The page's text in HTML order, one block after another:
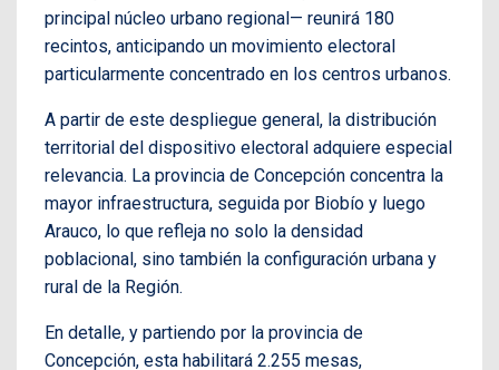
principal núcleo urbano regional— reunirá 180
recintos, anticipando un movimiento electoral
particularmente concentrado en los centros urbanos.
A partir de este despliegue general, la distribución
territorial del dispositivo electoral adquiere especial
relevancia. La provincia de Concepción concentra la
mayor infraestructura, seguida por Biobío y luego
Arauco, lo que refleja no solo la densidad
poblacional, sino también la configuración urbana y
rural de la Región.
En detalle, y partiendo por la provincia de
Concepción, esta habilitará 2.255 mesas,